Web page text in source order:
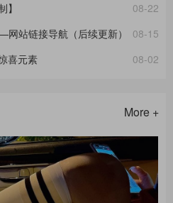
08-22
】
08-15
站链接导航（后续更新）
08-02
喜元素
More +